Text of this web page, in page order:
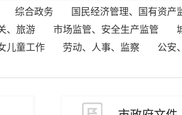
综合政务 国民经济管理、国有资产
、旅游
市场监管、安全生产监管
儿童工作
劳动、人事、监察 公安